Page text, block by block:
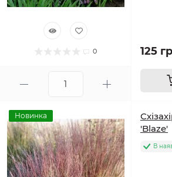
0 125
Новинка
'Blaze'
В